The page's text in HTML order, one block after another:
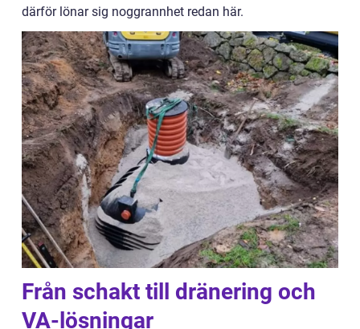
därför lönar sig noggrannhet redan här.
Från schakt till dränering och
VA-lösningar